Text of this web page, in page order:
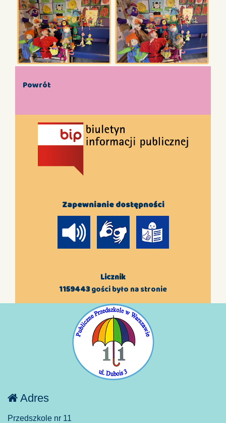
Powrót
Zapewnianie dostępności
Licznik
1159443gości było na stronie
Adres
Przedszkole nr 11